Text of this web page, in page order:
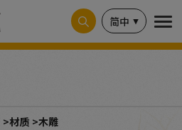
简中
材质 木雕